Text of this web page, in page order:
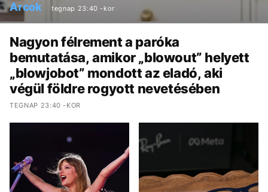
Arcok tegnap 23:40 -kor
Nagyon félrement a paróka
bemutatása, amikor „blowout” helyett
„blowjobot” mondott az eladó, aki
végül földre rogyott nevetésében
TEGNAP 23:40 -KOR